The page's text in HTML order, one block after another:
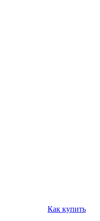
Как купить